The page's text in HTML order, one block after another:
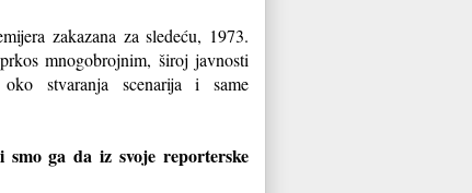
zakazana za sledeću, 1973.
mnogobrojnim, široj javnosti
stvaranja scenarija i same
ga da iz svoje reporterske